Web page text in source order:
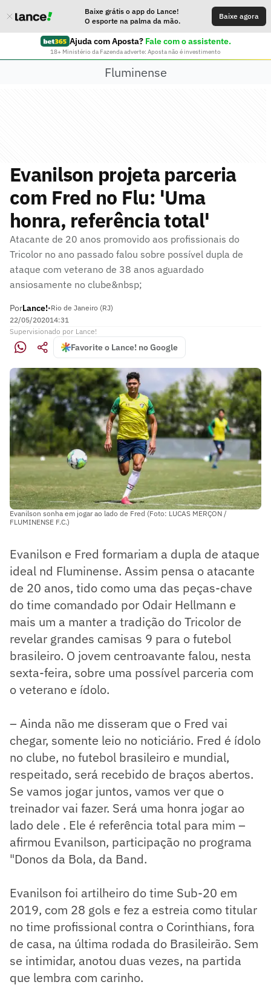
Baixe grátis o app do Lance!
O esporte na palma da mão.
Baixe agora
Ajuda com Aposta? Fale com o assistente.
18+ Ministério da Fazenda adverte: Aposta não é investimento
Fluminense
Evanilson projeta parceria
com Fred no Flu: 'Uma
honra, referência total'
Atacante de 20 anos promovido aos profissionais do
Tricolor no ano passado falou sobre possível dupla de
ataque com veterano de 38 anos aguardado
ansiosamente no clube&nbsp;
PorLance!•Rio de Janeiro (RJ)
22/05/202014:31
Supervisionado por Lance!
Favorite o Lance! no Google
Evanilson sonha em jogar ao lado de Fred (Foto: LUCAS MERÇON /
FLUMINENSE F.C.)
Evanilson e Fred formariam a dupla de ataque
ideal nd Fluminense. Assim pensa o atacante
de 20 anos, tido como uma das peças-chave
do time comandado por Odair Hellmann e
mais um a manter a tradição do Tricolor de
revelar grandes camisas 9 para o futebol
brasileiro. O jovem centroavante falou, nesta
sexta-feira, sobre uma possível parceria com
o veterano e ídolo.
– Ainda não me disseram que o Fred vai
chegar, somente leio no noticiário. Fred é ídolo
no clube, no futebol brasileiro e mundial,
respeitado, será recebido de braços abertos.
Se vamos jogar juntos, vamos ver que o
treinador vai fazer. Será uma honra jogar ao
lado dele . Ele é referência total para mim –
afirmou Evanilson, participação no programa
"Donos da Bola, da Band.
Evanilson foi artilheiro do time Sub-20 em
2019, com 28 gols e fez a estreia como titular
no time profissional contra o Corinthians, fora
de casa, na última rodada do Brasileirão. Sem
se intimidar, anotou duas vezes, na partida
que lembra com carinho.